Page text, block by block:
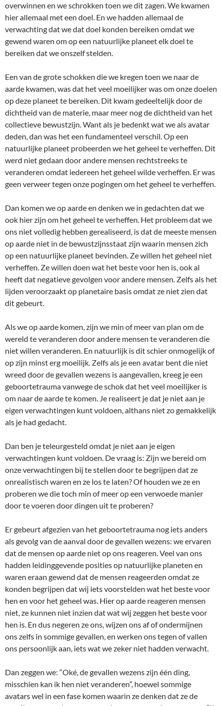
overwinnen en we schrokken toen we dit zagen. We kwamen
hier allemaal met een doel. En we hadden allemaal de
verwachting dat we dat doel konden bereiken omdat we
gewend waren om op een natuurlijke planeet elk doel te
bereiken dat we onszelf stelden.
Een van de grote schokken die we kregen toen we naar de
aarde kwamen, was dat het veel moeilijker was om onze doelen
op deze planeet te bereiken. Dit kwam gedeeltelijk door de
dichtheid van de materie, maar meer nog de dichtheid van het
collectieve bewustzijn. Want als je bedenkt wat we als avatar
deden, dan was het een fundamenteel verschil. Op een
natuurlijke planeet probeerden we het geheel te verheffen. Dit
werd niet gedaan door andere mensen rechtstreeks te
veranderen omdat iedereen het geheel wilde verheffen. Er was
geen verweer tegen onze pogingen om het geheel te verheffen.
Dan komen we op aarde en denken we in gedachten dat we
ook hier zijn om het geheel te verheffen. Het probleem dat we
ons niet volledig hebben gerealiseerd, is dat de meeste mensen
op aarde niet in de bewustzijnsstaat zijn waarin mensen zich
op een natuurlijke planeet bevinden. Ze willen het geheel niet
verheffen. Ze willen doen wat het beste voor hen is, ook al
heeft dat negatieve gevolgen voor andere mensen. Zelfs als het
lijden veroorzaakt op planetaire basis omdat ze niet zien dat
dit gebeurt.
Als we op aarde komen, zijn we min of meer van plan om de
wereld te veranderen door andere mensen te veranderen die
niet willen veranderen. En natuurlijk is dit schier onmogelijk of
op zijn minst erg moeilijk. Zelfs als je een avatar bent die niet
wreed door de gevallen wezens is aangevallen, kreeg je een
geboortetrauma vanwege de schok dat het veel moeilijker is
om naar de aarde te komen. Je realiseert je dat je niet aan je
eigen verwachtingen kunt voldoen, althans niet zo gemakkelijk
als je had gedacht.
Dan ben je teleurgesteld omdat je niet aan je eigen
verwachtingen kunt voldoen. De vraag is: Zijn we bereid om
onze verwachtingen bij te stellen door te begrijpen dat ze
onrealistisch waren en ze los te laten? Of houden we ze en
proberen we die toch min of meer op een verwoede manier
door te voeren door dingen uit te proberen?
Er gebeurt afgezien van het geboortetrauma nog iets anders
als gevolg van de aanval door de gevallen wezens: we ervaren
dat de mensen op aarde niet op ons reageren. Veel van ons
hadden leidinggevende posities op natuurlijke planeten en
waren eraan gewend dat de mensen reageerden omdat ze
konden begrijpen dat wij iets voorstelden wat het beste voor
hen en voor het geheel was. Hier op aarde reageren mensen
niet, ze kunnen niet inzien dat wat wij zeggen het beste voor
hen is. En dus negeren ze ons, wijzen ons af of ondermijnen
ons zelfs in sommige gevallen, en werken ons tegen of vallen
ons persoonlijk aan, iets wat we zeker niet hadden verwacht.
Dan zeggen we: “Oké, de gevallen wezens zijn één ding,
misschien kan ik hen niet veranderen”, hoewel sommige
avatars wel in een fase komen waarin ze denken dat ze de